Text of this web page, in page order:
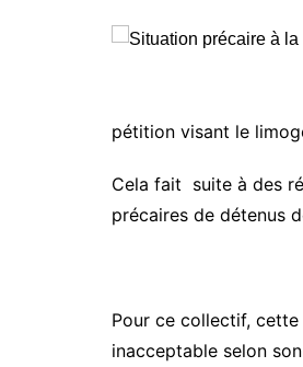
pétition visant le
Cela fait suite à des
précaires de détenus
Pour ce collectif,
inacceptable selon